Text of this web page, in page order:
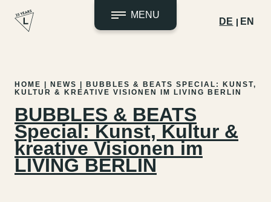
springen
MENU
DE EN
HOME NEWS
BUBBLES & BEATS SPECIAL: KUNST,
KULTUR & KREATIVE VISIONEN IM LIVING BERLIN
BUBBLES & BEATS
Special: Kunst, Kultur &
kreative Visionen im
LIVING BERLIN